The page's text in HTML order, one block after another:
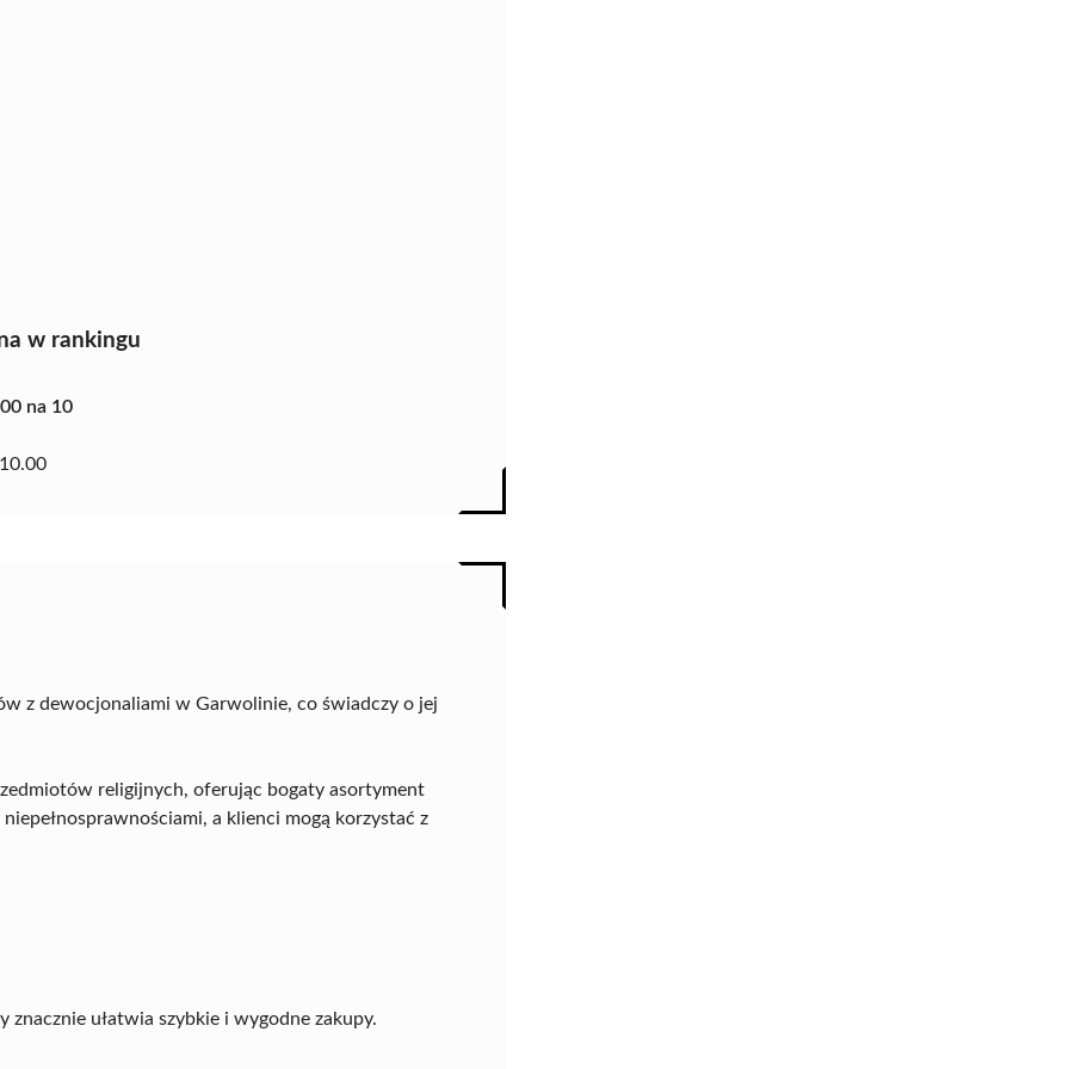
w rankingu
na 10
10.00
z dewocjonaliami w Garwolinie, co świadczy o jej
religijnych, oferując bogaty asortyment
a klienci mogą korzystać z
ułatwia szybkie i wygodne zakupy.